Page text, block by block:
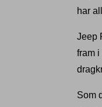
har
Jeep
fram i
Som